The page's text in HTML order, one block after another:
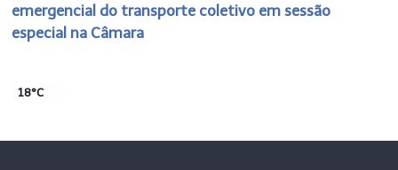
emergencial do transporte coletivo em sessão
especial na Câmara
18°C